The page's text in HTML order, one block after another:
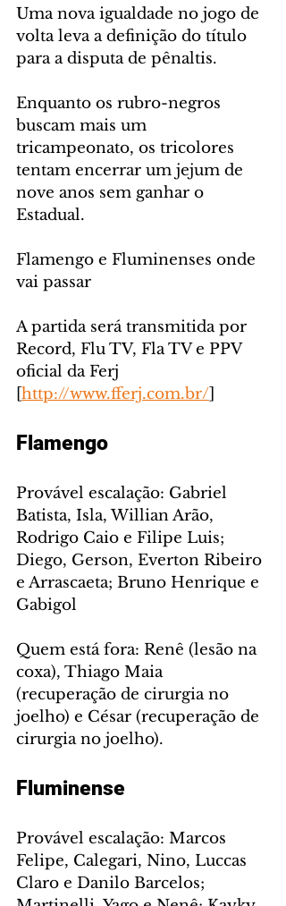
Uma nova igualdade no jogo de
volta leva a definição do título
para a disputa de pênaltis.
Enquanto os rubro-negros
buscam mais um
tricampeonato, os tricolores
tentam encerrar um jejum de
nove anos sem ganhar o
Estadual.
Flamengo e Fluminenses onde
vai passar
A partida será transmitida por
Record, Flu TV, Fla TV e PPV
oficial da Ferj
http://www.fferj.com.br/
Flamengo
Provável escalação: Gabriel
Batista, Isla, Willian Arão,
Rodrigo Caio e Filipe Luis;
Diego, Gerson, Everton Ribeiro
e Arrascaeta; Bruno Henrique e
Gabigol
Quem está fora: Renê (lesão na
coxa), Thiago Maia
(recuperação de cirurgia no
joelho) e César (recuperação de
cirurgia no joelho).
Fluminense
Provável escalação: Marcos
Felipe, Calegari, Nino, Luccas
Claro e Danilo Barcelos;